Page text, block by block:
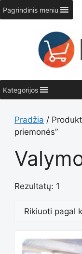
Pereiti
prie
turinio
Pagrindinis meniu
Kategorijos
Pradžia /
priemonės”
Rezultatų: 1